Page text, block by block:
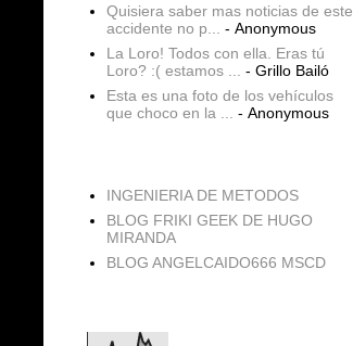
Quisiera saber mas noticias de este
accidente no p...
- Anonymous
La Loro! Todos con ella. Eras tú
Loro? :( estamos ...
- Grillo Bailó
Esta es una foto de los vehículos
que choco en la ...
- Anonymous
INGENIERIA DE METODOS
BLOG FRIKI GEEK DE HUGO
MIRANDA
BLOG ANGELCAIDO666 MSCD